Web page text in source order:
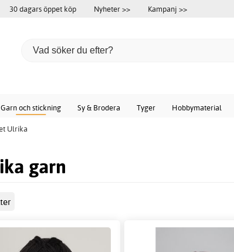
30 dagars öppet köp Nyheter >> Kampanj >>
Garn och stickning Sy & Brodera Tyger Hobbymaterial
Ulrika
garn